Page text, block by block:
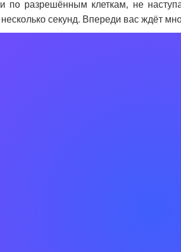
по разрешённым клеткам, не
несколько секунд. Впереди вас ждёт